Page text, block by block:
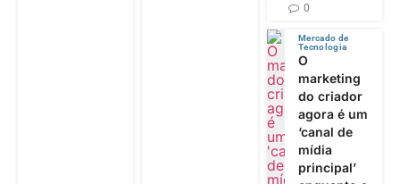
0
Mercado de
Tecnologia
O
marketing
do criador
agora é um
‘canal de
mídia
principal’